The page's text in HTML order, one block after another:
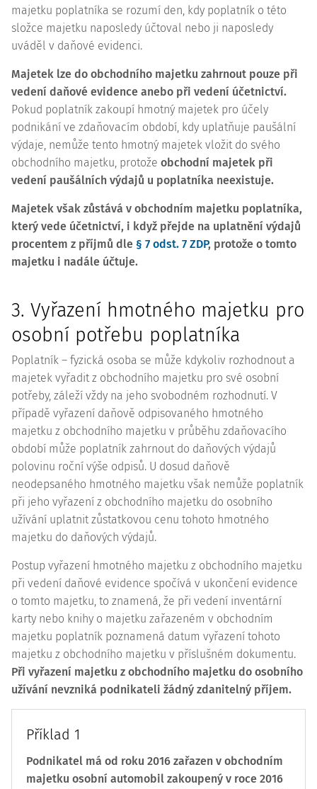
majetku poplatníka se rozumí den, kdy poplatník o této
složce majetku naposledy účtoval nebo ji naposledy
uváděl v daňové evidenci.
Majetek lze do obchodního majetku zahrnout pouze při
vedení daňové evidence anebo při vedení účetnictví.
Pokud poplatník zakoupí hmotný majetek pro účely
podnikání ve zdaňovacím období, kdy uplatňuje paušální
výdaje, nemůže tento hmotný majetek vložit do svého
obchodního majetku, protože obchodní majetek při
vedení paušálních výdajů u poplatníka neexistuje.
Majetek však zůstává v obchodním majetku poplatníka,
který vede účetnictví, i když přejde na uplatnění výdajů
procentem z příjmů dle § 7 odst. 7 ZDP, protože o tomto
majetku i nadále účtuje.
3. Vyřazení hmotného majetku pro
osobní potřebu poplatníka
Poplatník – fyzická osoba se může kdykoliv rozhodnout a
majetek vyřadit z obchodního majetku pro své osobní
potřeby, záleží vždy na jeho svobodném rozhodnutí. V
případě vyřazení daňově odpisovaného hmotného
majetku z obchodního majetku v průběhu zdaňovacího
období může poplatník zahrnout do daňových výdajů
polovinu roční výše odpisů. U dosud daňově
neodepsaného hmotného majetku však nemůže poplatník
při jeho vyřazení z obchodního majetku do osobního
užívání uplatnit zůstatkovou cenu tohoto hmotného
majetku do daňových výdajů.
Postup vyřazení hmotného majetku z obchodního majetku
při vedení daňové evidence spočívá v ukončení evidence
o tomto majetku, to znamená, že při vedení inventární
karty nebo knihy o majetku zařazeném v obchodním
majetku poplatník poznamená datum vyřazení tohoto
majetku z obchodního majetku v příslušném dokumentu.
Při vyřazení majetku z obchodního majetku do osobního
užívání nevzniká podnikateli žádný zdanitelný příjem.
Příklad 1
Podnikatel má od roku 2016 zařazen v obchodním
majetku osobní automobil zakoupený v roce 2016